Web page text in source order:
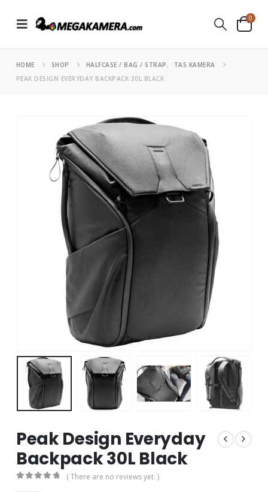
0
HOME SHOP HALFCASE / BAG / STRAP,
TAS KAMERA
PEAK DESIGN EVERYDAY BACKPACK 30L BLACK
Peak Design Everyday
Backpack 30L Black
( There are no reviews yet. )